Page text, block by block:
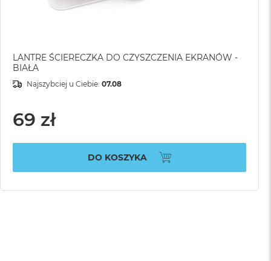
LANTRE ŚCIERECZKA DO CZYSZCZENIA EKRANÓW -
BIAŁA
Najszybciej u Ciebie: 07.08
69 zł
DO KOSZYKA